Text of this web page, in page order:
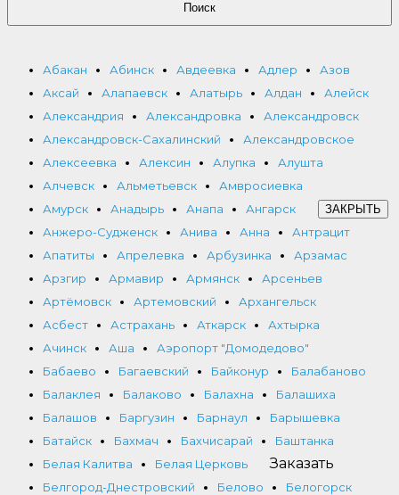
Поиск
Абакан Абинск Авдеевка Адлер
Азов
Аксай
Алапаевск Алатырь Алдан
Алейск
Александрия
Александровка
Александровск
Александровск-Сахалинский
Александровское
Алексеевка
Алексин Алупка
Алушта
Алчевск
Альметьевск
Амвросиевка
Амурск
Анадырь Анапа
Ангарск
Анжеро-Судженск
Анива Анна
Антрацит
Апатиты
Апрелевка Арбузинка
Арзамас
Арзгир
Армавир Армянск
Арсеньев
Артёмовск
Артемовский
Архангельск
Асбест
Астрахань Аткарск
Ахтырка
Ачинск
Аша
Аэропорт "Домодедово"
Бабаево
Багаевский Байконур
Балабаново
Балаклея
Балаково Балахна
Балашиха
Балашов
Баргузин Барнаул
Барышевка
Батайск
Бахмач Бахчисарай
Баштанка
Белая Калитва
Белая Церковь
Белгород-Днестровский
Белово
Белогорск
ЗАКРЫТЬ
Заказать